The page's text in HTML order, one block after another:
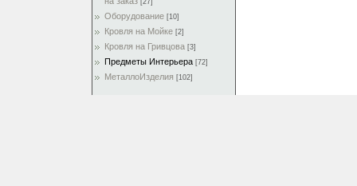
[27]
Оборудование [10]
Кровля на Мойке [2]
Кровля на Гривцова [3]
Предметы Интерьера [72]
МеталлоИзделия [102]